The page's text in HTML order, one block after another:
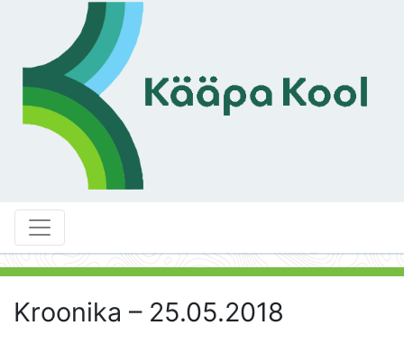
Kroonika – 25.05.2018